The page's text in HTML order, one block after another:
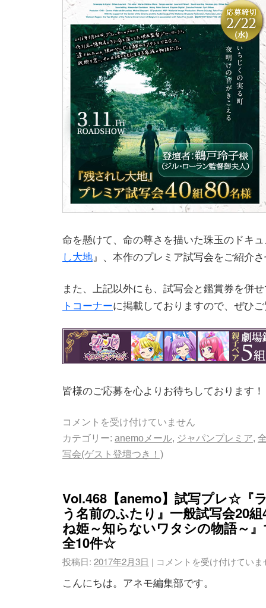
命を懸けて、命の尊さを描いた珠玉のドキ
し大地 』、本作のプレミア試写会をご紹介
また、上記以外にも、試写会と鑑賞券を併
トコーナーに掲載しておりますので、ぜひ
皆様のご応募を心よりお待ちしております！
コメントを受け付けていません
カテゴリー: anemoメール, ジャパンプレミア,
写会(ゲスト登壇つき！)
Vol.468【anemo】試写プレ☆『
う名前のふたり』一般試写会20
ね姫～知らないワタシの物語～
全10件☆
投稿日: 2017年2月3日 | コメントを受け付けていま
こんにちは。アネモ編集部です。